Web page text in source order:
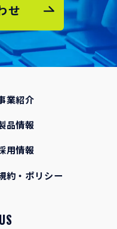
せ
業紹介
品情報
用情報
約・ポリシー